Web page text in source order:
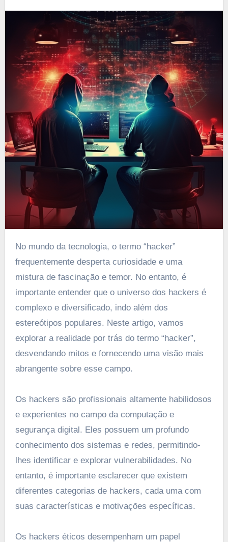
No mundo da tecnologia, o termo “hacker”
frequentemente desperta curiosidade e uma
mistura de fascinação e temor. No entanto, é
importante entender que o universo dos hackers é
complexo e diversificado, indo além dos
estereótipos populares. Neste artigo, vamos
explorar a realidade por trás do termo “hacker”,
desvendando mitos e fornecendo uma visão mais
abrangente sobre esse campo.
Os hackers são profissionais altamente habilidosos
e experientes no campo da computação e
segurança digital. Eles possuem um profundo
conhecimento dos sistemas e redes, permitindo-
lhes identificar e explorar vulnerabilidades. No
entanto, é importante esclarecer que existem
diferentes categorias de hackers, cada uma com
suas características e motivações específicas.
Os hackers éticos desempenham um papel